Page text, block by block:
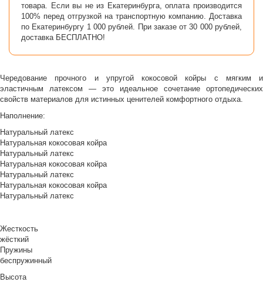
товара. Если вы не из Екатеринбурга, оплата производится
100% перед отгрузкой на транспортную компанию. Доставка
по Екатеринбургу 1 000 рублей. При заказе от 30 000 рублей,
доставка БЕСПЛАТНО!
Чередование прочного и упругой кокосовой койры с мягким и
эластичным латексом — это идеальное сочетание ортопедических
свойств материалов для истинных ценителей комфортного отдыха.
Наполнение:
Натуральный латекс
Натуральная кокосовая койра
Натуральный латекс
Натуральная кокосовая койра
Натуральный латекс
Натуральная кокосовая койра
Натуральный латекс
Жесткость
жёсткий
Пружины
беспружинный
Высота